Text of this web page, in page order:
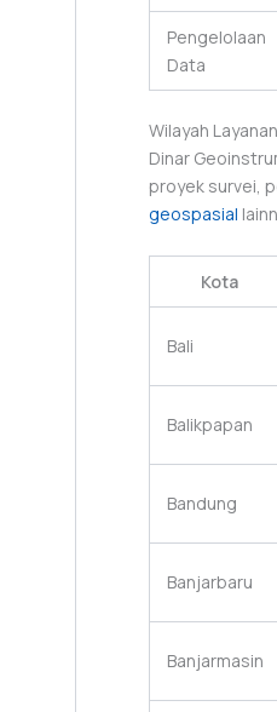
Pengelolaan
Data
Wilayah
Dinar
proyek survei,
geospasial
Kota
Bali
Balikpapan
Bandung
Banjarbaru
Banjarmasin